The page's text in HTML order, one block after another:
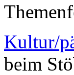
Kultur/
beim